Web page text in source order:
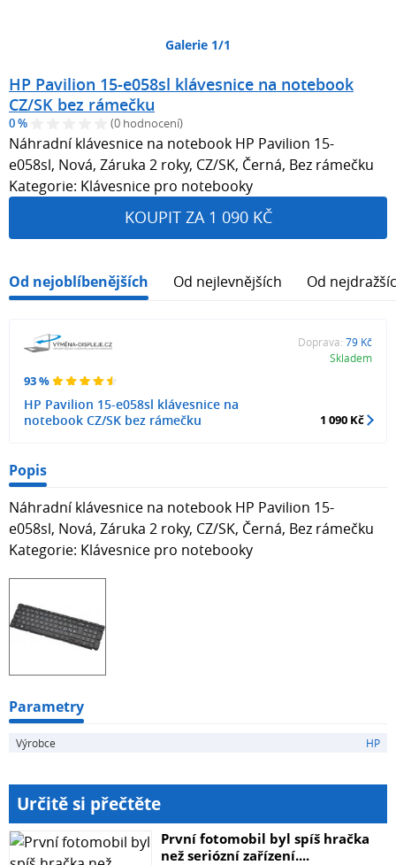
Galerie 1/1
HP Pavilion 15-e058sl klávesnice na notebook
CZ/SK bez rámečku
0 % (0 hodnocení)
Náhradní klávesnice na notebook HP Pavilion 15-
e058sl, Nová, Záruka 2 roky, CZ/SK, Černá, Bez rámečku
Kategorie: Klávesnice pro notebooky
KOUPIT ZA 1 090 KČ
Od nejoblíbenějších Od nejlevnějších Od
93 %
HP Pavilion 15-e058sl klávesnice na
notebook CZ/SK bez rámečku
Doprava: 79 Kč
Skladem
1 090 Kč
Popis
Náhradní klávesnice na notebook HP Pavilion 15-
e058sl, Nová, Záruka 2 roky, CZ/SK, Černá, Bez rámečku
Kategorie: Klávesnice pro notebooky
Parametry
Výrobce HP
Určitě si přečtěte
První fotomobil byl spíš hračka
než seriózní zařízení....